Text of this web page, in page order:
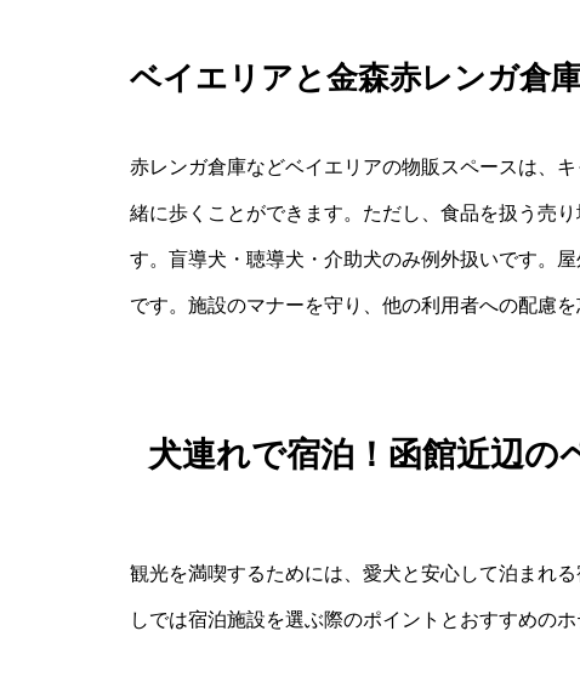
ベイエリアと金森赤レンガ倉
赤レンガ倉庫などベイエリアの物販スペースは、
緒に歩くことができます。ただし、食品を扱う売
す。盲導犬・聴導犬・介助犬のみ例外扱いです。
です。施設のマナーを守り、他の利用者への配慮を
犬連れで宿泊！函館近辺の
観光を満喫するためには、愛犬と安心して泊まれ
しでは宿泊施設を選ぶ際のポイントとおすすめのホ